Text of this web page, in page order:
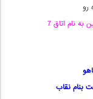
رو
نام اتاق 7
بنام نقاب